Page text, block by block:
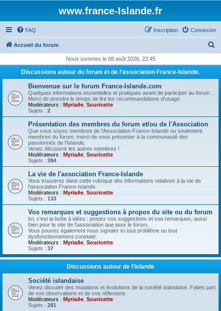
www.france-Islande.fr
FAQ Connexion
Inscription
Accueil du forum
h
c
Nous sommes le 08 août 2026, 22:45
Discussions autour du forum et de l'association France-Islande.
Bienvenue sur le forum France-Islande.com
Quelques informations essentielles et pratiques avant de participer au forum ...
Merci de prendre le temps de lire les recommandations d'usage.
Modérateurs : Myriaðe Souricette
Sujets : 2
Présentation des membres du forum et/ou de l'Association
Que vous soyez membres de l'Association France-Islande ou seulement
membres du forum, merci de vous présenter à la communauté des
passionnés de l'Islande.
Venez découvrir les autres membres !
Modérateurs : Myriaðe Souricette
Sujets : 394
La vie de l'association France-Islande
Vous trouverez dans cette rubrique des informations relatives à la vie de
l'association France-Islande.
Modérateurs : Myriaðe Souricette
Sujets : 133
Vos remarques et suggestions à propos du site ou du forum
Ici, c'est la boîte à idées : postez vos suggestions et vos remarques, aussi
bien pour le site de l'association que pour le forum.
Vous pouvez également nous signaler ici tout problème ou tout
dysfonctionnement constaté.
Modérateurs : Myriaðe Souricette
Sujets : 37
Discussions autour de l'Islande
Société islandaise
Venez discuter des mutations et évolutions de la société islandaise. Faites part
de vos observations et de vos réflexions.
Modérateurs : Myriaðe Souricette
Sujets : 281